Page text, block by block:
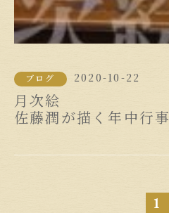
ブログ 2020-10-22
月次絵
佐藤潤が描く年中行事
1